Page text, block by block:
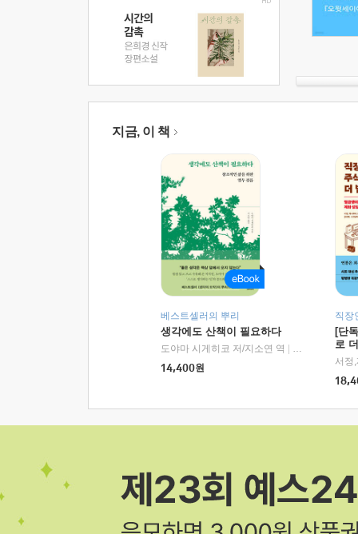
지금, 이 책
베스트셀러의 뿌리
생각에도 산책이 필요하다
도야마 시게히코 저/지소연 역
알에이치코리
14,400원
직장
[단
로